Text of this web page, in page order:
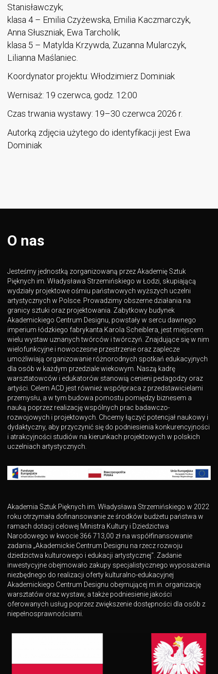
Stanisławczyk;
klasa 4 – Emilia Czyżewska, Emilia Kaczmarczyk,
Anna Słuszniak, Ewa Tarcholik;
klasa 5 – Matylda Krzywda, Zuzanna Mularczyk,
Lilianna Maślaniec.
Koordynator projektu: Włodzimierz Dominiak
Wernisaż: 19 czerwca, godz. 12:00
Czas trwania wystawy: 19–30 czerwca 2026 r.
Autorką zdjęcia użytego do identyfikacji jest Ewa
Dominiak
O nas
Jesteśmy jednostką zorganizowaną przez Akademię Sztuk
Pięknych im. Władysława Strzemińskiego w Łodzi, skupiającą
wydziały projektowe ośmiu państwowych wyższych uczelni
artystycznych w Polsce. Prowadzimy obszerne działania na
granicy sztuki oraz projektowania. Zabytkowy budynek
Akademickiego Centrum Designu, powstały w sercu dawnego
imperium łódzkiego fabrykanta Karola Scheiblera, jest miejscem
wielu wystaw uznanych twórców i twórczyń. Znajdujące się w nim
wielofunkcyjne i nowoczesne przestrzenie oraz zaplecze
umożliwiają organizowanie różnorodnych spotkań edukacyjnych
dla osób w każdym przedziale wiekowym. Naszą kadrę
warsztatowców i edukatorów stanowią cenieni pedagodzy oraz
artyści. Celem ACD jest również współpraca z przedstawicielami
przemysłu, a w tym budowa pomostu pomiędzy biznesem a
nauką poprzez realizację wspólnych prac badawczo-
rozwojowych i projektowych. Chcemy łączyć potencjał naukowy i
dydaktyczny, aby przyczynić się do podniesienia konkurencyjności
i atrakcyjności studiów na kierunkach projektowych w polskich
uczelniach artystycznych.
Akademia Sztuk Pięknych im. Władysława Strzemińskiego w 2022
roku otrzymała dofinansowanie ze środków budżetu państwa w
ramach dotacji celowej Ministra Kultury i Dziedzictwa
Narodowego w kwocie 366 713,00 zł na współfinansowanie
zadania „Akademickie Centrum Designu na rzecz rozwoju
dziedzictwa kulturowego i edukacji artystycznej”. Zadanie
inwestycyjne obejmowało zakupy specjalistycznego wyposażenia
niezbędnego do realizacji oferty kulturalno-edukacyjnej
Akademickiego Centrum Designu obejmującej m.in. organizację
warsztatów oraz wystaw, a także podniesienie jakości
oferowanych usług poprzez zwiększenie dostępności dla osób z
niepełnosprawnościami.